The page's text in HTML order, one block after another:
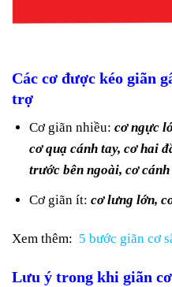
Các cơ được kéo giãn
trợ
Cơ giãn nhiều:cơ ngực
cơ quạ cánh tay, cơ hai
trước bên ngoài, cơ cánh
Cơ giãn ít:cơ lưng lớn,
Xem thêm: 5 bước giãn cơ
Lưu ý trong khi giãn